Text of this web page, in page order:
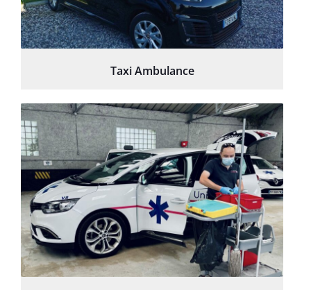
Taxi Ambulance